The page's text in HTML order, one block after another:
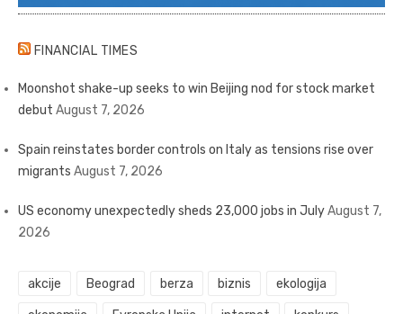
FINANCIAL TIMES
Moonshot shake-up seeks to win Beijing nod for stock market
debut August 7, 2026
Spain reinstates border controls on Italy as tensions rise over
migrants August 7, 2026
US economy unexpectedly sheds 23,000 jobs in JulyAugust 7,
2026
akcije Beograd berza biznis ekologija